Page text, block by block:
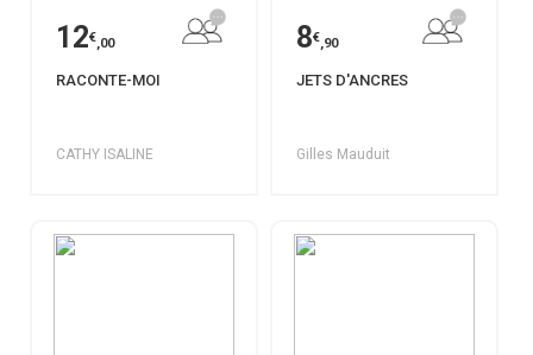
12€,00
RACONTE-MOI
CATHY ISALINE
8€,90
JETS D'ANCRES
Gilles Mauduit